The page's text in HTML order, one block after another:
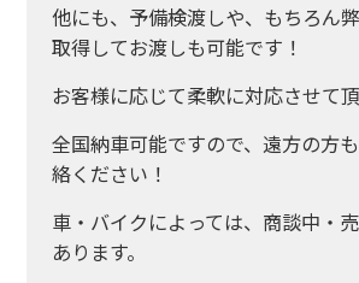
他にも、予備検渡しや、もちろん
取得してお渡しも可能です！
お客様に応じて柔軟に対応させて
全国納車可能ですので、遠方の方
絡ください！
車・バイクによっては、商談中・
あります。